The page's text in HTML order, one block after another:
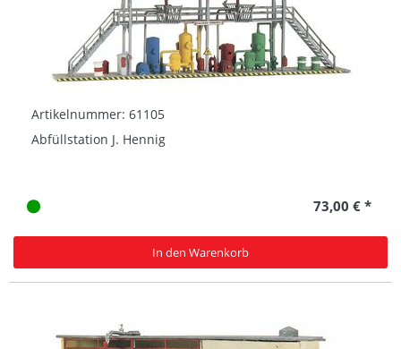
Artikelnummer: 61105
Abfüllstation J. Hennig
73,00 € *
In den Warenkorb